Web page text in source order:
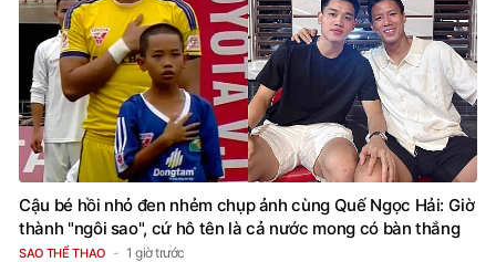
Cậu bé hồi nhỏ đen nhẻm chụp ảnh cùng Quế Ngọc Hải: Giờ
thành "ngôi sao", cứ hô tên là cả nước mong có bàn thắng
SAO THỂ THAO 1 giờ trước